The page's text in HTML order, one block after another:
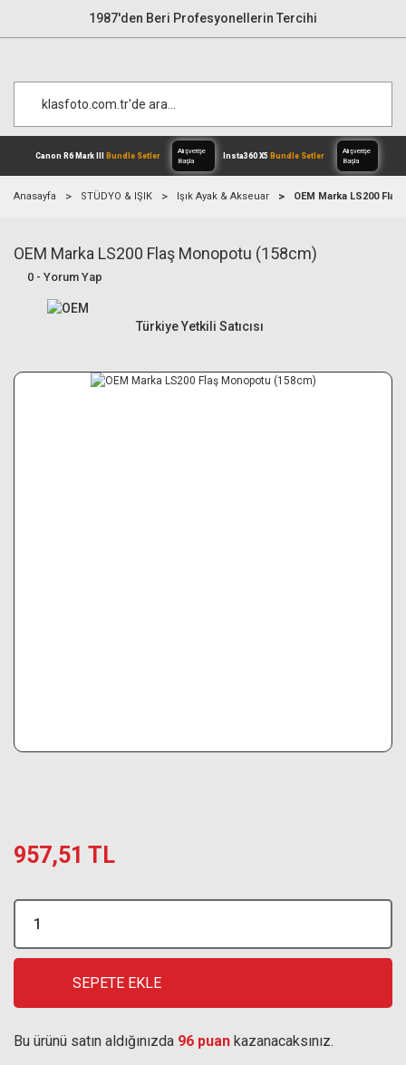
1987'den Beri Profesyonellerin Tercihi
Canon R6 Mark III Bundle Setler
Alışverişe
Anasayfa STÜDYO & IŞIK Işık Ayak & Akseuar OEM Marka LS200
OEM Marka LS200 Flaş Monopotu (158cm)
0 - Yorum Yap
Türkiye Yetkili Satıcısı
957,51 TL
SEPETE EKLE
Bu ürünü satın aldığınızda 96 puan kazanacaksınız.